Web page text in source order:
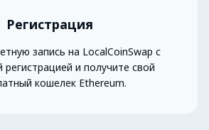
Регистрация
запись на LocalCoinSwap с
регистрацией и получите свой
кошелек Ethereum.